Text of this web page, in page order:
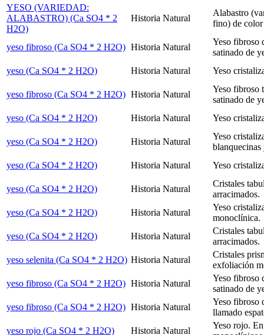
YESO (VARIEDAD:
ALABASTRO) (Ca SO4 * 2
H2O)
Historia Natural
Alabastro
fino) de
yeso fibroso (Ca SO4 * 2 H2O) Historia Natural
Yeso fibroso
satinado de
yeso (Ca SO4 * 2 H2O)
Historia Natural Yeso
yeso fibroso (Ca SO4 * 2 H2O) Historia Natural
Yeso fibroso
satinado de
yeso (Ca SO4 * 2 H2O)
Historia Natural Yeso
yeso (Ca SO4 * 2 H2O) Historia Natural
Yeso
yeso (Ca SO4 * 2 H2O)
Historia Natural Yeso
yeso (Ca SO4 * 2 H2O) Historia Natural
Cristales
arracimados.
yeso (Ca SO4 * 2 H2O)
Historia Natural
Yeso
monoclínica.
yeso (Ca SO4 * 2 H2O)
Historia Natural
Cristales
arracimados.
yeso selenita (Ca SO4 * 2 H2O) Historia Natural
Cristales
exfoliación
yeso fibroso (Ca SO4 * 2 H2O) Historia Natural
Yeso fibroso
satinado de
yeso fibroso (Ca SO4 * 2 H2O) Historia Natural
Yeso fibroso
llamado
yeso rojo (Ca SO4 * 2 H2O)
Historia Natural
Yeso rojo.